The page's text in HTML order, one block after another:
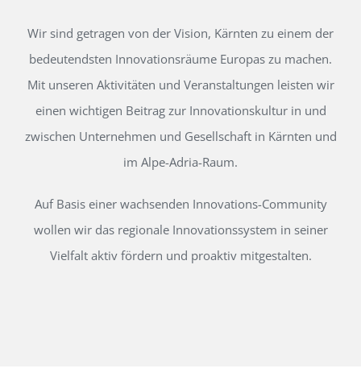
Wir sind getragen von der Vision, Kärnten zu einem der
bedeutendsten Innovationsräume Europas zu machen.
Mit unseren Aktivitäten und Veranstaltungen leisten wir
einen wichtigen Beitrag zur Innovationskultur in und
zwischen Unternehmen und Gesellschaft in Kärnten und
im Alpe-Adria-Raum.
Auf Basis einer wachsenden Innovations-Community
wollen wir das regionale Innovationssystem in seiner
Vielfalt aktiv fördern und proaktiv mitgestalten.